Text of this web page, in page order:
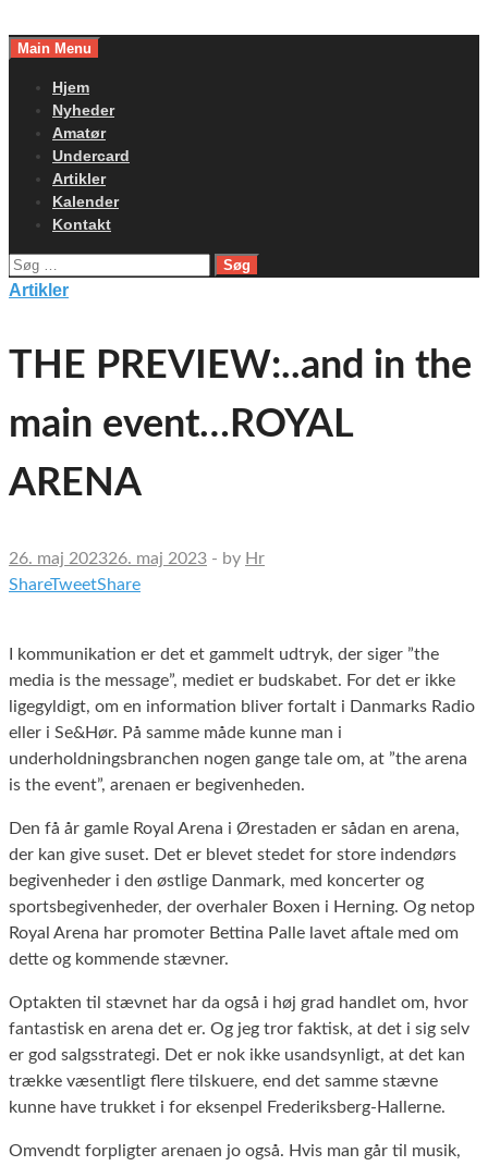
toMain Menu
Hjem
Nyheder
Amatør
Undercard
Artikler
Kalender
Kontakt
Søg
efter:
Artikler
THE PREVIEW:..and in the
main event…ROYAL
ARENA
26. maj 202326. maj 2023 - by Hr
ShareTweetShare
I kommunikation er det et gammelt udtryk, der siger ”the
media is the message”, mediet er budskabet. For det er ikke
ligegyldigt, om en information bliver fortalt i Danmarks Radio
eller i Se&Hør. På samme måde kunne man i
underholdningsbranchen nogen gange tale om, at ”the arena
is the event”, arenaen er begivenheden.
Den få år gamle Royal Arena i Ørestaden er sådan en arena,
der kan give suset. Det er blevet stedet for store indendørs
begivenheder i den østlige Danmark, med koncerter og
sportsbegivenheder, der overhaler Boxen i Herning. Og netop
Royal Arena har promoter Bettina Palle lavet aftale med om
dette og kommende stævner.
Optakten til stævnet har da også i høj grad handlet om, hvor
fantastisk en arena det er. Og jeg tror faktisk, at det i sig selv
er god salgsstrategi. Det er nok ikke usandsynligt, at det kan
trække væsentligt flere tilskuere, end det samme stævne
kunne have trukket i for eksenpel Frederiksberg-Hallerne.
Omvendt forpligter arenaen jo også. Hvis man går til musik,